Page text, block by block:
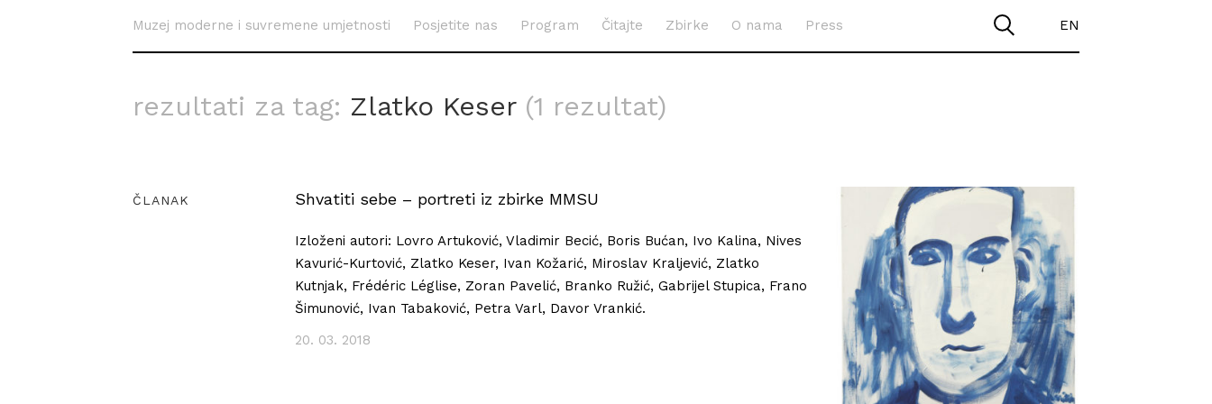
Muzej moderne i suvremene umjetnosti Posjetite nas Program Čitajte Zbirke O nama Press EN
rezultati za tag: Zlatko Keser (1 rezultat)
ČLANAK Shvatiti sebe – portreti iz zbirke MMSU
Izloženi autori: Lovro Artuković, Vladimir Becić, Boris Bućan, Ivo Kalina, Nives
Kavurić-Kurtović, Zlatko Keser, Ivan Kožarić, Miroslav Kraljević, Zlatko
Kutnjak, Frédéric Léglise, Zoran Pavelić, Branko Ružić, Gabrijel Stupica, Frano
Šimunović, Ivan Tabaković, Petra Varl, Davor Vrankić.
20. 03. 2018